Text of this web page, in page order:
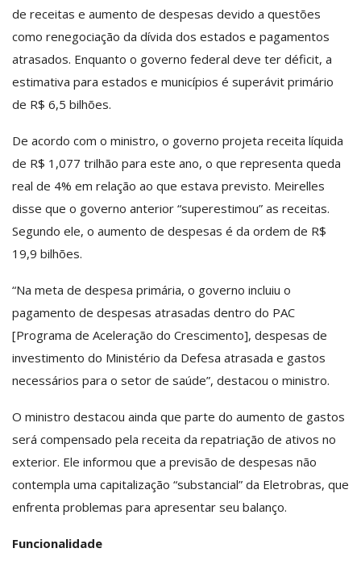
de receitas e aumento de despesas devido a questões
como renegociação da dívida dos estados e pagamentos
atrasados. Enquanto o governo federal deve ter déficit, a
estimativa para estados e municípios é superávit primário
de R$ 6,5 bilhões.
De acordo com o ministro, o governo projeta receita líquida
de R$ 1,077 trilhão para este ano, o que representa queda
real de 4% em relação ao que estava previsto. Meirelles
disse que o governo anterior “superestimou” as receitas.
Segundo ele, o aumento de despesas é da ordem de R$
19,9 bilhões.
“Na meta de despesa primária, o governo incluiu o
pagamento de despesas atrasadas dentro do PAC
[Programa de Aceleração do Crescimento], despesas de
investimento do Ministério da Defesa atrasada e gastos
necessários para o setor de saúde”, destacou o ministro.
O ministro destacou ainda que parte do aumento de gastos
será compensado pela receita da repatriação de ativos no
exterior. Ele informou que a previsão de despesas não
contempla uma capitalização “substancial” da Eletrobras, que
enfrenta problemas para apresentar seu balanço.
Funcionalidade